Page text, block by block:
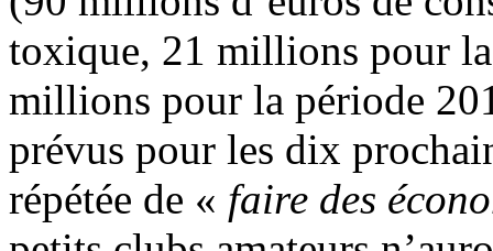
toxique, 21 millions pour
millions pour la période
prévus pour les dix
répétée de « faire des